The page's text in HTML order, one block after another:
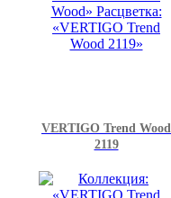
VERTIGO Trend Wood
2119